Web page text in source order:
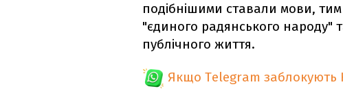
подібнішими ставали мови,
"єдиного радянського народу"
публічного життя.
Якщо Telegram заблокують